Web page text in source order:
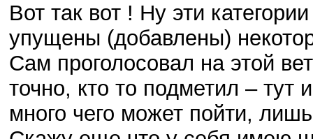
Вот так вот ! Ну эти
упущены (добавлены)
Сам проголосовал на этой
точно, кто то подметил –
много чего может пойти,